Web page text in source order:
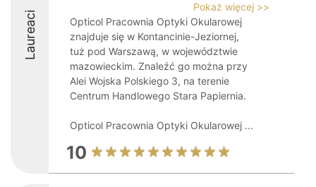
Laureaci
Pokaż więcej >>
Opticol Pracownia Optyki Okularowej
znajduje się w Kontancinie-Jeziornej,
tuż pod Warszawą, w województwie
mazowieckim. Znaleźć go można przy
Alei Wojska Polskiego 3, na terenie
Centrum Handlowego Stara Papiernia.
Opticol Pracownia Optyki Okularowej ...
10